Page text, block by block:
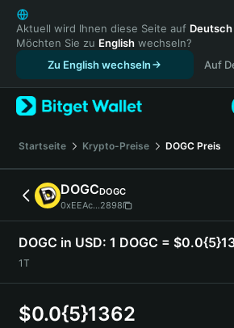
English
日本語
Tiếng Việt
Русский
Español (Latinoamérica)
Türkçe
Français
Deutsch
简体中文
繁體中文
Português (Portugal)
Bahasa Indonesia
ภาษาไทย
हिन्दी
Español
Aktuell wird Ihnen diese Seite auf Deutsch
Möchten Sie zu English wechseln?
Zu English wechseln
Auf
Startseite Krypto-Preise DOGC Preis
DOGCDOGC
0xEEAc...2898
DOGC in USD: 1 DOGC =
1T
$0.0{5}1362